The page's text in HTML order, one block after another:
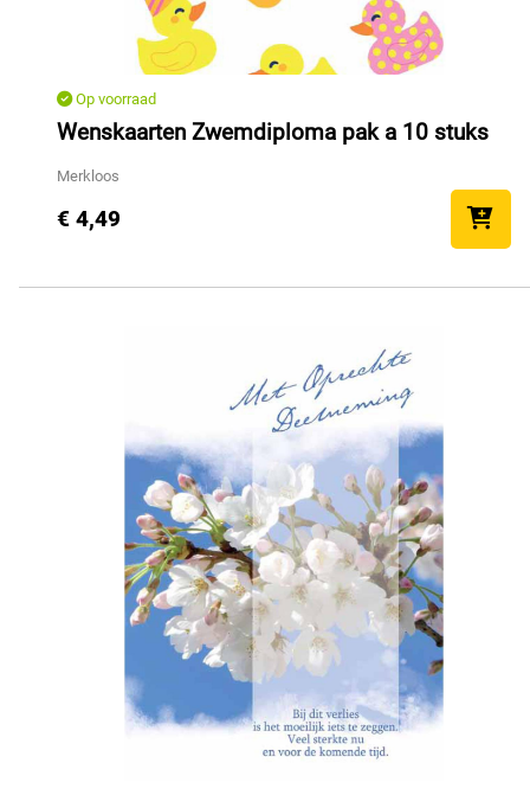
Op voorraad
Wenskaarten Zwemdiploma pak a 10 stuks
Merkloos
€ 4,49